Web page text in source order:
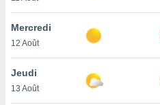
le
ainsi
un
Mercredi
12 Août
Jeudi
13 Août